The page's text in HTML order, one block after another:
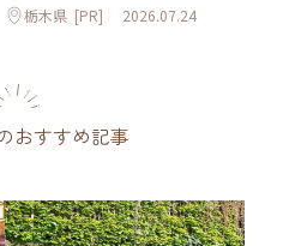
栃木県 [PR] 2026.07.24
おすすめ記事